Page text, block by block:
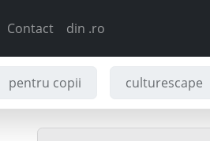
Contact din .ro
pentru copii culturescape